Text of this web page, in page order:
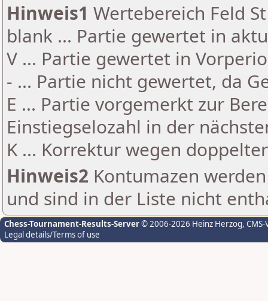
Hinweis1 Wertebereich Feld
blank ... Partie gewertet in
V ... Partie gewertet in
- ... Partie nicht gewertet, da
E ... Partie vorgemerkt zur
Einstiegselozahl in der
K ... Korrektur wegen
Hinweis2 Kontumazen
und sind in der Liste nicht
Chess-Tournament-Results-Server© 2006-2026 Heinz Herzog,
Legal details/Terms of use